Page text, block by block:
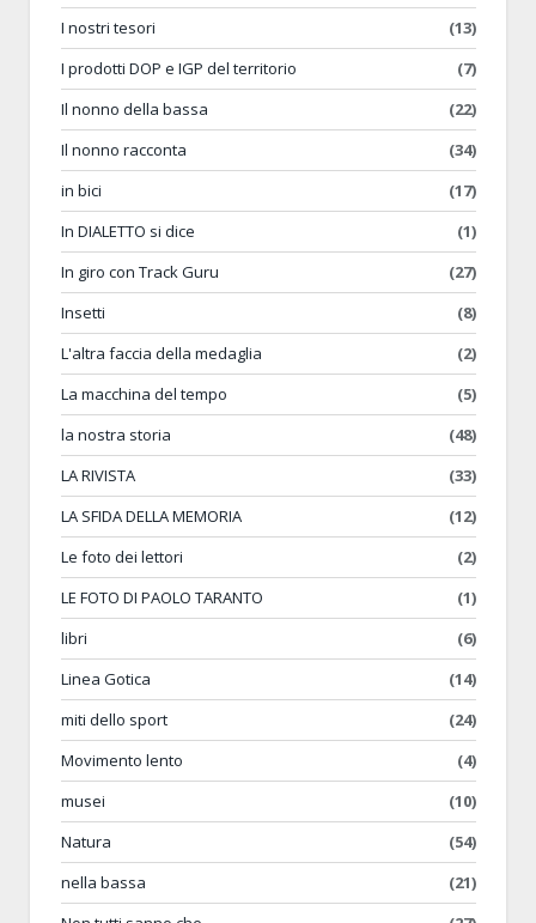
I nostri tesori
(13)
I prodotti DOP e IGP del territorio
(7)
Il nonno della bassa
(22)
Il nonno racconta
(34)
in bici
(17)
In DIALETTO si dice
(1)
In giro con Track Guru
(27)
Insetti
(8)
L'altra faccia della medaglia
(2)
La macchina del tempo
(5)
la nostra storia
(48)
LA RIVISTA
(33)
LA SFIDA DELLA MEMORIA
(12)
Le foto dei lettori
(2)
LE FOTO DI PAOLO TARANTO
(1)
libri
(6)
Linea Gotica
(14)
miti dello sport
(24)
Movimento lento
(4)
musei
(10)
Natura
(54)
nella bassa
(21)